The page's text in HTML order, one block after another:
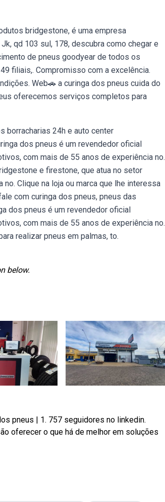
bridgestone, é uma empresa
qd 103 sul, 178, descubra como chegar e
de pneus goodyear de todos os
filiais,. Compromisso com a excelência.
Web🚗 a curinga dos pneus cuida do
oferecemos serviços completos para
borracharias 24h e auto center
dos pneus é um revendedor oficial
com mais de 55 anos de experiência no.
e firestone, que atua no setor
Clique na loja ou marca que lhe interessa
com curinga dos pneus, pneus das
dos pneus é um revendedor oficial
com mais de 55 anos de experiência no.
realizar pneus em palmas, to.
below.
pneus | 1. 757 seguidores no linkedin.
oferecer o que há de melhor em soluções